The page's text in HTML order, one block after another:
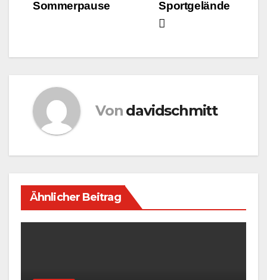
Sportgelände
Sommerpause
Von davidschmitt
Ähnlicher Beitrag